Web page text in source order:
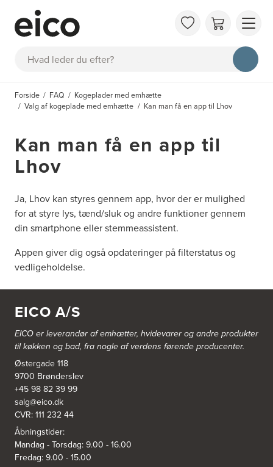
Søg
OM
FAQ
Forside FAQ
Kogeplader med emhætte
Valg af kogeplade med emhætte
Kan man få en app til Lhov
Kan man få en app til
Lhov
Ja, Lhov kan styres gennem app, hvor der er mulighed
for at styre lys, tænd/sluk og andre funktioner gennem
din smartphone eller stemmeassistent.
Appen giver dig også opdateringer på filterstatus og
vedligeholdelse.
EICO A/S
EICO er leverandør af emhætter, hvidevarer ogandre produkter
til køkken og bad, fra nogle af verdens førende producenter.
Østergade 118
9700 Brønderslev
+45 98 82 39 99
salg@eico.dk
CVR: 111 232 44
Åbningstider:
Mandag - Torsdag: 9.00 - 16.00
Fredag: 9.00 - 15.00